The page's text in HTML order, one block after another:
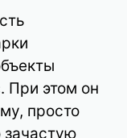
При этом он
просто
зачастую